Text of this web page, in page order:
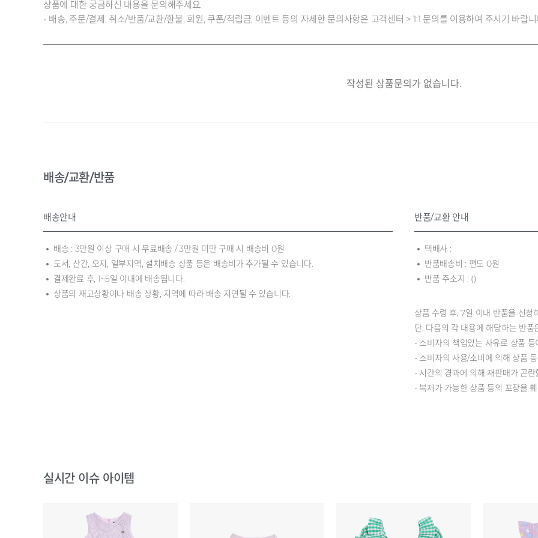
상품에 대한 궁금하신 내용을 문의해주세요.
- 배송, 주문/결제, 취소/반품/교환/환불, 회원, 쿠폰/적립금, 이벤트 등의 자세한 문의사항은 고객센터 > 1:1 문의를 이용하여 주시기 바랍니
작성된 상품문의가 없습니다.
배송/교환/반품
배송안내
배송 : 3만원 이상 구매 시 무료배송 / 3만원 미만 구매 시 배송비 0원
도서, 산간, 오지, 일부지역, 설치배송 상품 등은 배송비가 추가될 수 있습니다.
결제완료 후, 1~5일 이내에 배송됩니다.
상품의 재고상황이나 배송 상황, 지역에 따라 배송 지연될 수 있습니다.
반품/교환 안내
택배사 :
반품배송비 : 편도 0원
반품 주소지 : ()
상품 수령 후, 7일 이내 반품을 신청
단, 다음의 각 내용에 해당하는 반
- 소비자의 책임있는 사유로 상품
- 소비자의 사용/소비에 의해 상품
- 시간의 경과에 의해 재판매가 곤
- 복제가 가능한 상품 등의 포장을
실시간 이슈 아이템